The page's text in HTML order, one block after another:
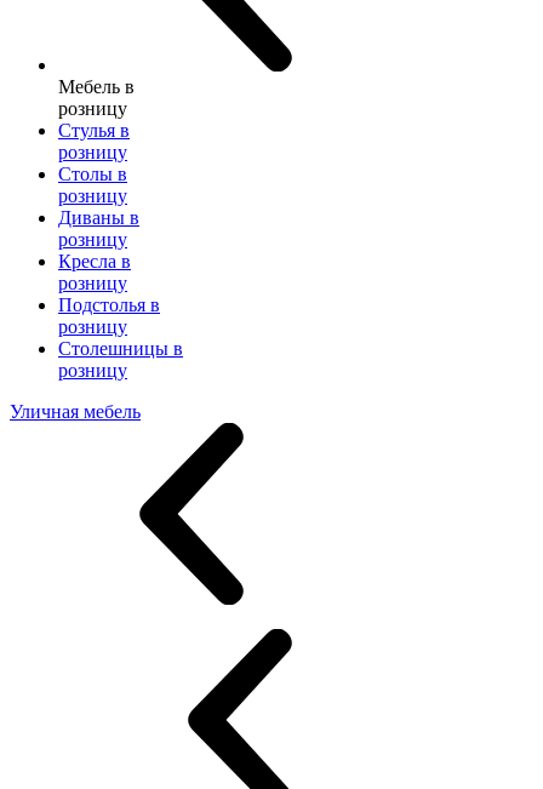
Мебель в
розницу
Стулья в
розницу
Столы в
розницу
Диваны в
розницу
Кресла в
розницу
Подстолья в
розницу
Столешницы в
розницу
Уличная мебель